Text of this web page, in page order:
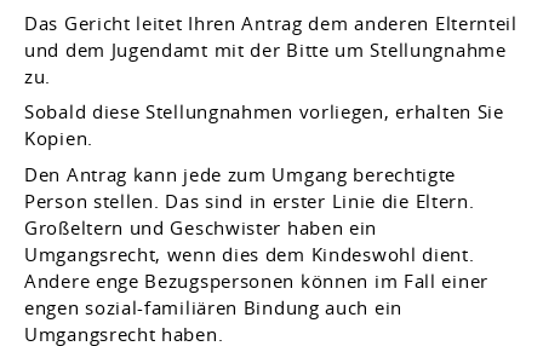
Das Gericht leitet Ihren Antrag dem anderen Elternteil
und dem Jugendamt mit der Bitte um Stellungnahme
zu.
Sobald diese Stellungnahmen vorliegen, erhalten Sie
Kopien.
Den Antrag kann jede zum Umgang berechtigte
Person stellen. Das sind in erster Linie die Eltern.
Großeltern und Geschwister haben ein
Umgangsrecht, wenn dies dem Kindeswohl dient.
Andere enge Bezugspersonen können im Fall einer
engen sozial-familiären Bindung auch ein
Umgangsrecht haben.